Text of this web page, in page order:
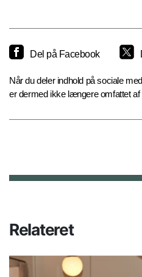
Del på Facebook
Når du deler indhold på sociale
er dermed ikke længere omfattet
Relateret